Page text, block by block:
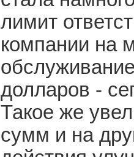
лимит
компании на
долларов -
Такое же
сумм и на